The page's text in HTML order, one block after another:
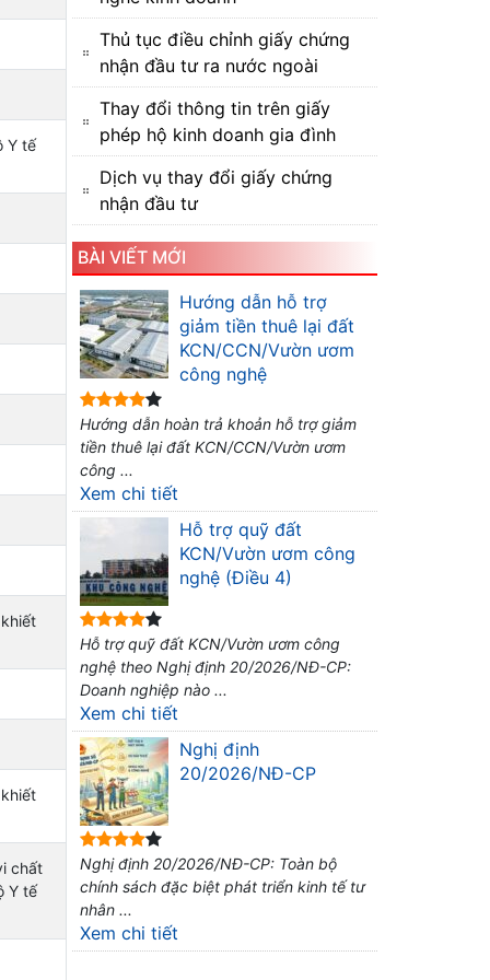
Y tế
chất
Y tế
Thủ tục điều chỉnh giấy chứng
nhận đầu tư ra nước ngoài
Thay đổi thông tin trên giấy
phép hộ kinh doanh gia đình
Dịch vụ thay đổi giấy chứng
nhận đầu tư
BÀI VIẾT MỚI
Hướng dẫn hỗ trợ
giảm tiền thuê lại đất
KCN/CCN/Vườn ươm
công nghệ
Hướng dẫn hoàn trả khoản hỗ trợ giảm
tiền thuê lại đất KCN/CCN/Vườn ươm
công ...
Xem chi tiết
Hỗ trợ quỹ đất
KCN/Vườn ươm công
nghệ (Điều 4)
Hỗ trợ quỹ đất KCN/Vườn ươm công
nghệ theo Nghị định 20/2026/NĐ-CP:
Doanh nghiệp nào ...
Xem chi tiết
Nghị định
20/2026/NĐ-CP
Nghị định 20/2026/NĐ-CP: Toàn bộ
chính sách đặc biệt phát triển kinh tế tư
nhân ...
Xem chi tiết